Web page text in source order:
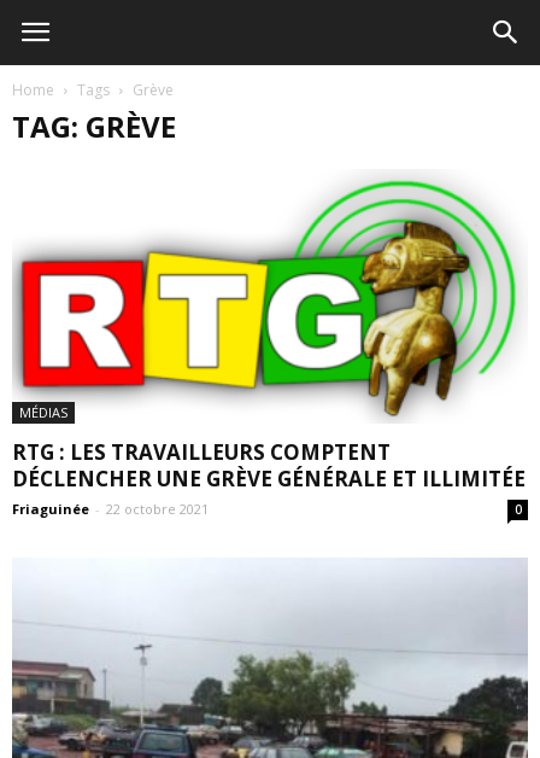
Home Tags Grève
TAG: GRÈVE
MÉDIAS
RTG : LES TRAVAILLEURS COMPTENT
DÉCLENCHER UNE GRÈVE GÉNÉRALE ET ILLIMITÉE
Friaguinée - 22 octobre 2021 0